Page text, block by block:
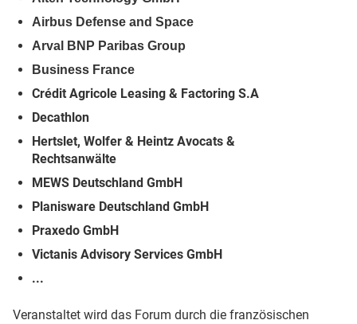
Airbus Defense and Space
Arval BNP Paribas Group
Business France
Crédit Agricole Leasing & Factoring S.A
Decathlon
Hertslet, Wolfer & Heintz Avocats &
Rechtsanwälte
MEWS Deutschland GmbH
Planisware Deutschland GmbH
Praxedo GmbH
Victanis Advisory Services GmbH
...
Veranstaltet wird das Forum durch die französischen